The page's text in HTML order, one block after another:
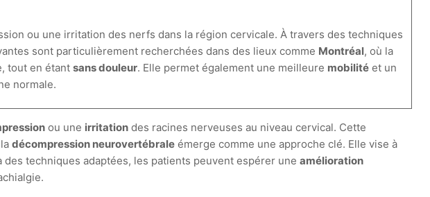
ou une irritation des nerfs dans la région cervicale. À travers des techniques
sont particulièrement recherchées dans des lieux comme Montréal, où la
tout en étant sans douleur. Elle permet également une meilleure mobilitéet un
normale.
ou une irritation des racines nerveuses au niveau cervical. Cette
ladécompression neurovertébrale émerge comme une approche clé. Elle vise à
techniques adaptées, les patients peuvent espérer uneamélioration